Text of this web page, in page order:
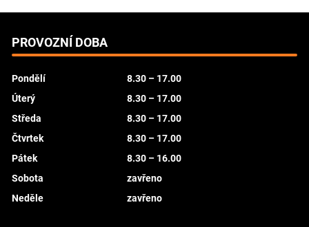
PROVOZNÍ DOBA
Pondělí
8.30 – 17.00
Úterý
8.30 – 17.00
Středa
8.30 – 17.00
Čtvrtek
8.30 – 17.00
Pátek
8.30 – 16.00
Sobota
zavřeno
Neděle
zavřeno